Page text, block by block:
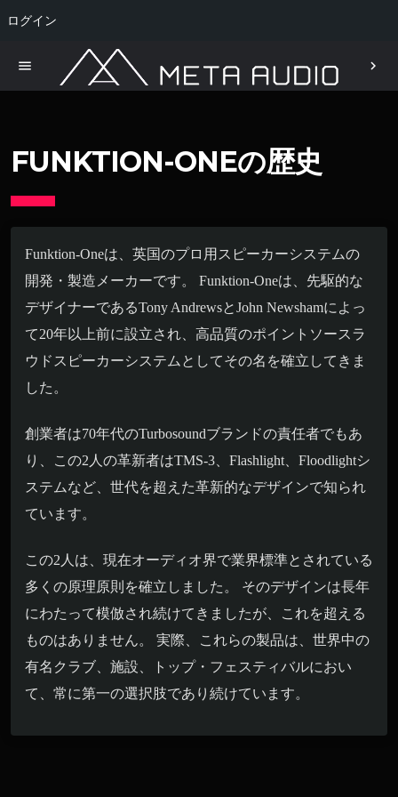
menu chevron_right
FUNKTION-ONEの歴史
Funktion-Oneは、英国のプロ用スピーカーシステムの
開発・製造メーカーです。 Funktion-Oneは、先駆的な
デザイナーであるTony AndrewsとJohn Newshamによっ
て20年以上前に設立され、高品質のポイントソースラ
ウドスピーカーシステムとしてその名を確立してきま
した。
創業者は70年代のTurbosoundブランドの責任者でもあ
り、この2人の革新者はTMS-3、Flashlight、Floodlightシ
ステムなど、世代を超えた革新的なデザインで知られ
ています。
この2人は、現在オーディオ界で業界標準とされている
多くの原理原則を確立しました。 そのデザインは長年
にわたって模倣され続けてきましたが、これを超える
ものはありません。 実際、これらの製品は、世界中の
有名クラブ、施設、トップ・フェスティバルにおい
て、常に第一の選択肢であり続けています。
ログイン